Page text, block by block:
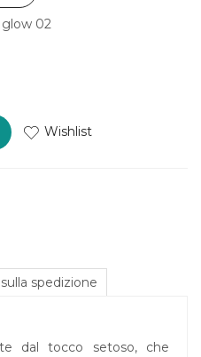
02
Wishlist
spedizione
dal tocco setoso, che